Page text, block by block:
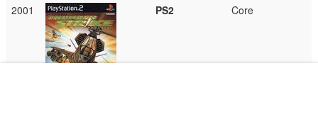
2001
PS2 Core